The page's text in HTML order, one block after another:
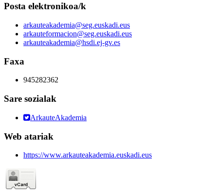
Posta elektronikoa/k
arkauteakademia@seg.euskadi.eus
arkauteformacion@seg.euskadi.eus
arkauteakademia@hsdi.ej-gv.es
Faxa
945282362
Sare sozialak
ArkauteAkademia
Web atariak
https://www.arkauteakademia.euskadi.eus